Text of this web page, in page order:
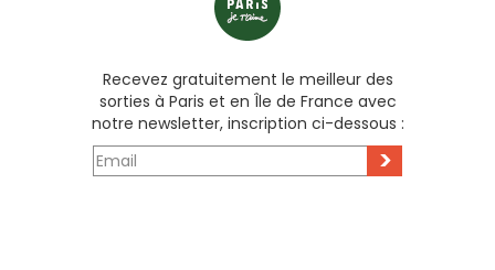
Recevez gratuitement le meilleur des
sorties à Paris et en Île de France avec
notre newsletter, inscription ci-dessous :
>